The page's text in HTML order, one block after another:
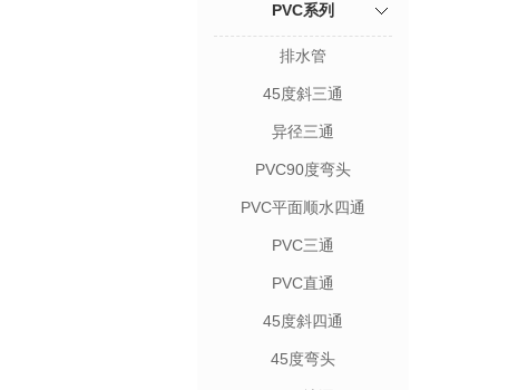
PVC系列
排水管
45度斜三通
异径三通
PVC90度弯头
PVC平面顺水四通
PVC三通
PVC直通
45度斜四通
45度弯头